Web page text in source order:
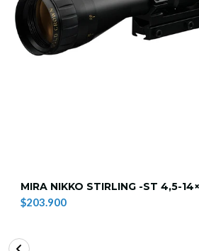
MIRA NIKKO STIRLING -ST 4,5-
$203.900